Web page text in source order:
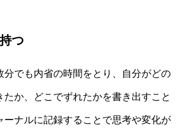
つ
分でも内省の時間をとり、自分がどの
たか、どこでずれたかを書き出すこと
ーナルに記録することで思考や変化が